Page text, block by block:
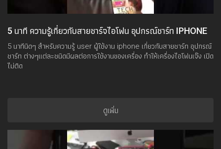
5 นาที ความรู้เกี่ยวกับสายชาร์จไอโฟน อุปกรณ์ชาร์ท IPHONE
ไอโฟนเปิดไม่ติด
5 นาทีนิดๆ สำหรับความรู้ user ผู้ใช้งาน iphone เกี่ยวกับสายชาร์ท อุปกรณ์
ชาร์ท ต่างๆแต่ละชนิดมีผลต่อการใช้งานของเครื่อง ทำให้เครื่องไอโฟนเจ๊ง เปิด
ไม่ติด
ดูเพิ่ม